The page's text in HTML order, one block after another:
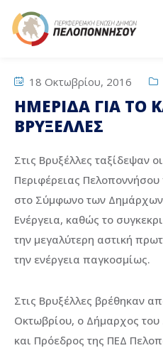
18 Οκτωβρίου, 2016
ΗΜΕΡΙΔΑ ΓΙΑ ΤΟ
ΒΡΥΞΕΛΛΕΣ
Στις Βρυξέλλες ταξίδεψαν
Περιφέρειας
στο Σύμφωνο των Δημάρχων
Ενέργεια, καθώς το
την μεγαλύτερη αστική
την ενέργεια παγκοσμίως.
Στις Βρυξέλλες βρέθηκαν
Οκτωβρίου, ο Δήμαρχος
και Πρόεδρος της ΠΕΔ